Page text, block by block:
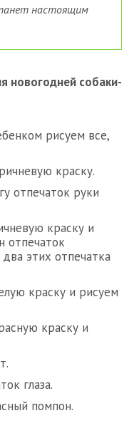
настоящим
новогодней собаки-
рисуем все,
краску.
отпечаток руки
краску и
отпечаток
этих отпечатка
краску и рисуем
краску и
глаза.
помпон.